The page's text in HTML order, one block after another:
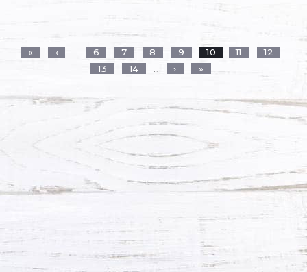
Страницы